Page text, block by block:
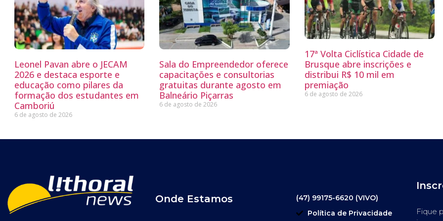
Leonel Pavan abre o JECAM
2026 e destaca esporte e
educação como pilares da
formação dos estudantes em
Camboriú
6 de agosto de 2026
Sala do Empreendedor oferece
capacitações e consultorias
gratuitas durante agosto em
Balneário Piçarras
6 de agosto de 2026
17ª Volta Ciclística Cidade de
Brusque abre inscrições e
distribui R$ 10 mil em
premiação
6 de agosto de 2026
Onde Estamos
(47) 99175-6620 (VIVO)
Política de Privacidade
Fique